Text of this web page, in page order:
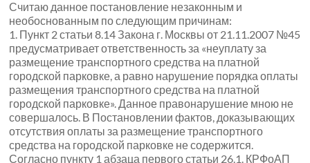
Считаю данное постановление незаконным и
необоснованным по следующим причинам:
1. Пункт 2 статьи 8.14 Закона г. Москвы от 21.11.2007 №45
предусматривает ответственность за «неуплату за
размещение транспортного средства на платной
городской парковке, а равно нарушение порядка оплаты
размещения транспортного средства на платной
городской парковке». Данное правонарушение мною не
совершалось. В Постановлении фактов, доказывающих
отсутствия оплаты за размещение транспортного
средства на городской парковке не содержится.
Согласно пункту 1 абзаца первого статьи 26.1. КРФоАП